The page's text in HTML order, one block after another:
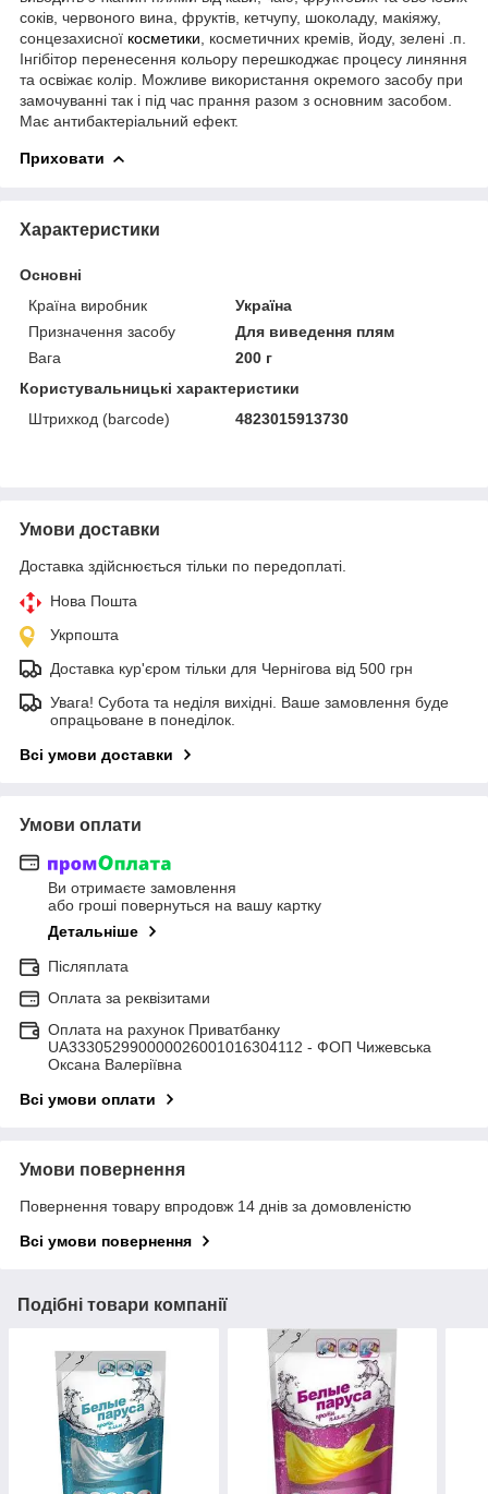
соків, червоного вина, фруктів, кетчупу, шоколаду, макіяжу,
сонцезахисної косметики , косметичних кремів, йоду, зелені .п.
Інгібітор перенесення кольору перешкоджає процесу линяння
та освіжає колір. Можливе використання окремого засобу при
замочуванні так і під час прання разом з основним засобом.
Має антибактеріальний ефект.
Приховати
Характеристики
Основні
Країна виробник
Україна
Призначення засобу
Для виведення плям
Вага
200 г
Користувальницькі характеристики
Штрихкод (barcode)
4823015913730
Умови доставки
Доставка здійснюється тільки по передоплаті.
Нова Пошта
Укрпошта
Доставка кур'єром тільки для Чернігова від 500 грн
Увага! Субота та неділя вихідні. Ваше замовлення буде
опрацьоване в понеділок.
Всі умови доставки
Умови оплати
Ви отримаєте замовлення
або гроші повернуться на вашу картку
Детальніше
Післяплата
Оплата за реквізитами
Оплата на рахунок Приватбанку
UA333052990000026001016304112 - ФОП Чижевська
Оксана Валеріївна
Всі умови оплати
Умови повернення
Повернення товару впродовж 14 днів за домовленістю
Всі умови повернення
Подібні товари компанії